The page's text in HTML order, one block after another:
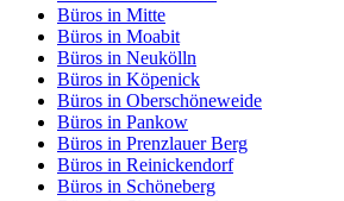
Büros in Mitte
Büros in Moabit
Büros in Neukölln
Büros in Köpenick
Büros in Oberschöneweide
Büros in Pankow
Büros in Prenzlauer Berg
Büros in Reinickendorf
Büros in Schöneberg